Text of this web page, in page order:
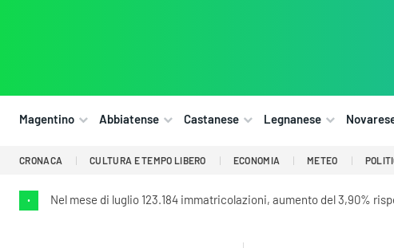
Magentino Abbiatense Castanese Legnanese
CRONACA CULTURA E TEMPO LIBERO ECONOMIA METEO
• Nel mese di luglio 123.184 immatricolazioni, aumento del 3,90%